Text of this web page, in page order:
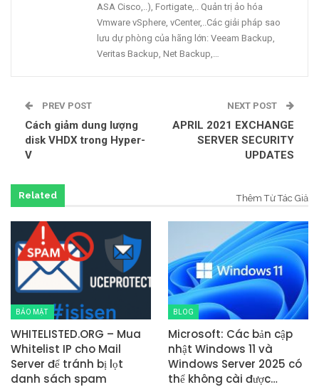
ASA Cisco,..), Fortigate,.. Quản trị ảo hóa
Vmware vSphere, vCenter,..Các giải pháp sao
lưu dự phòng của hãng lớn: Veeam Backup,
Veritas Backup, Net Backup,…
PREV POST
Cách giảm dung lượng
disk VHDX trong Hyper-
V
NEXT POST
APRIL 2021 EXCHANGE
SERVER SECURITY
UPDATES
Related Thêm Từ Tác Giả
BẢO MẬT
WHITELISTED.ORG – Mua
Whitelist IP cho Mail
Server để tránh bị lọt
danh sách spam
BLOG
Microsoft: Các bản cập
nhật Windows 11 và
Windows Server 2025 có
thể không cài được…